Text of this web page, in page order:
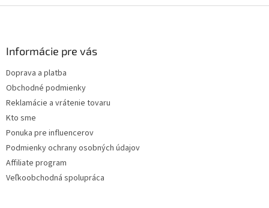
Informácie pre vás
Doprava a platba
Obchodné podmienky
Reklamácie a vrátenie tovaru
Kto sme
Ponuka pre influencerov
Podmienky ochrany osobných údajov
Affiliate program
Veľkoobchodná spolupráca